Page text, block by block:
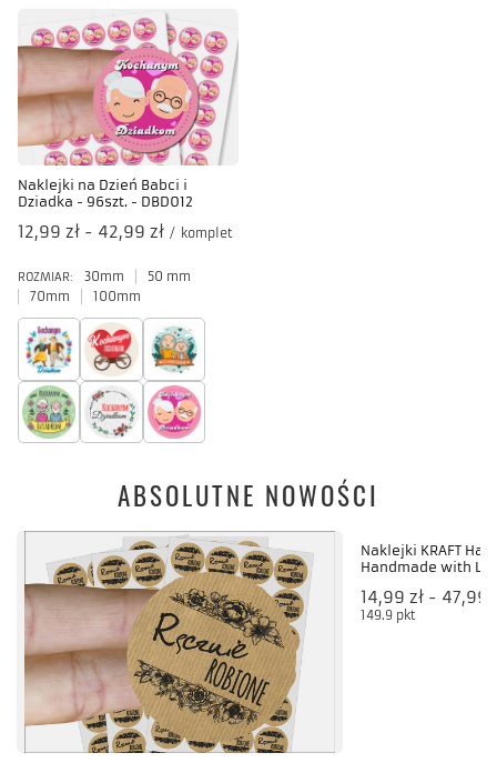
Naklejki na Dzień Babci i
Dziadka - 96szt. - DBD012
od
12,99 zł - do
42,99 zł / komplet
ROZMIAR: 30mm
50 mm
70mm
100mm
ABSOLUTNE NOWOŚCI
Naklejki KRAFT
Handmade with
od
14,99 zł - do
47,99
149.9 pkt